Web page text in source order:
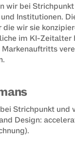
wir bei
Institutionen.
die wir sie
im KI-Zeitalter
Strichpunkt und
Design:
tab)